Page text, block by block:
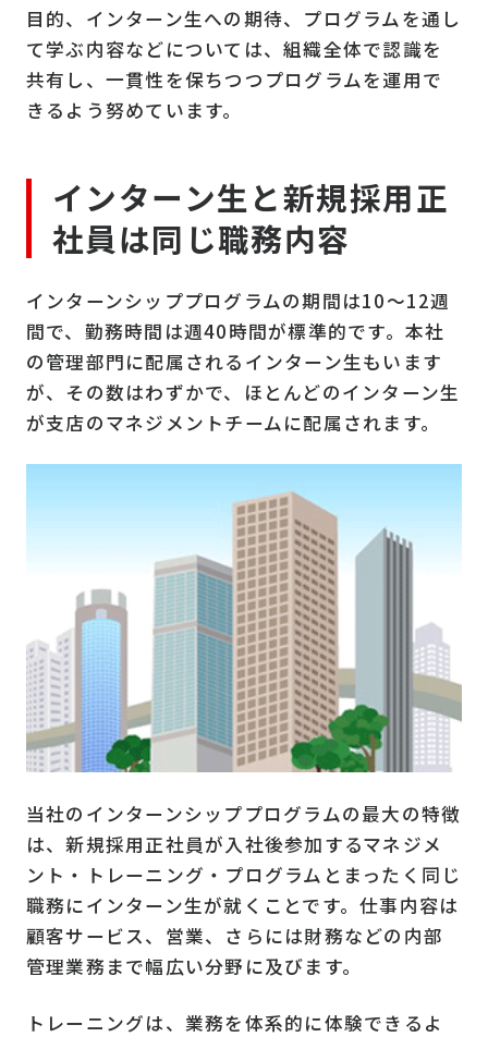
目的、インターン生への期待、プログラムを通し
て学ぶ内容などについては、組織全体で認識を
共有し、一貫性を保ちつつプログラムを運用で
きるよう努めています。
インターン生と新規採用正
社員は同じ職務内容
インターンシッププログラムの期間は10～12週
間で、勤務時間は週40時間が標準的です。本社
の管理部門に配属されるインターン生もいます
が、その数はわずかで、ほとんどのインターン生
が支店のマネジメントチームに配属されます。
当社のインターンシッププログラムの最大の特徴
は、新規採用正社員が入社後参加するマネジメ
ント・トレーニング・プログラムとまったく同じ
職務にインターン生が就くことです。仕事内容は
顧客サービス、営業、さらには財務などの内部
管理業務まで幅広い分野に及びます。
トレーニングは、業務を体系的に体験できるよ